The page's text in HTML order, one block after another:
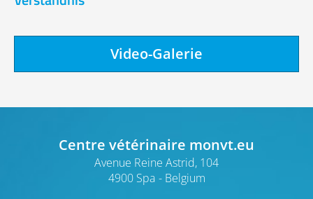
Video-Galerie
Centre vétérinaire monvt.eu
Avenue Reine Astrid, 104
4900 Spa
Belgium